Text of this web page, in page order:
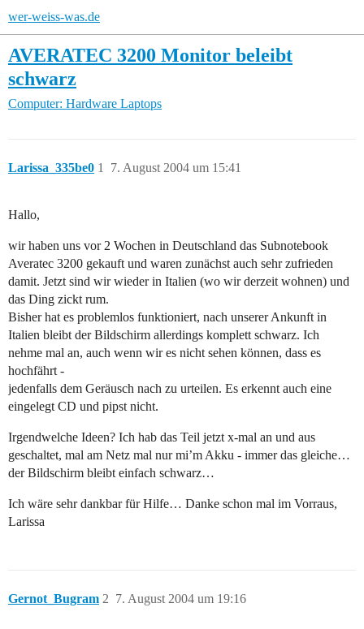
wer-weiss-was.de
AVERATEC 3200 Monitor beleibt
schwarz
Computer: Hardware Laptops
Larissa_335be0 7. August 2004 um 15:41
1
Hallo,
wir haben uns vor 2 Wochen in Deutschland das Subnotebook
Averatec 3200 gekauft und waren zunächst auch sehr zufrieden
damit. Jetzt sind wir wieder in Italien (wo wir derzeit wohnen) und
das Ding zickt rum.
Bisher hat es problemlos funktioniert, nach unserer Ankunft in
Italien bleibt der Bildschirm allerdings komplett schwarz. Ich
nehme mal an, auch wenn wir es nicht sehen können, dass es
hochfährt -
jedenfalls dem Geräusch nach zu urteilen. Es erkennt auch eine
eingelegt CD und pipst nicht.
Irgendwelche Ideen? Ich hab das Teil jetzt x-mal an und aus
geschaltet, mal am Netz mal nur mi’m Akku - immer das gleiche…
der Bildschirm bleibt einfach schwarz…
Ich wäre sehr dankbar für Hilfe… Danke schon mal im Vorraus,
Larissa
Gernot_Bugram 7. August 2004 um 19:16
2